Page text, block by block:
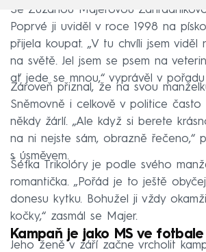
Se Zuzanou Majerovou
Poprvé ji uviděl v roce 1998 na
přijela koupat. „V tu chvíli jsem viděl
na světě. Jel jsem se psem na
ať jede se mnou,“ vyprávěl v
Zároveň přiznal, že na svou
Sněmovně i celkově v politice často
někdy žárlí. „Ale když si berete
na ni nejste sám, obrazně řečeno,“
s úsměvem.
Šéfka Trikolóry je podle svého
romantička. „Pořád je to ještě
donesu kytku. Bohužel ji vždy
kočky,“ zasmál se Majer.
Kampaň je jako MS ve fotbale
Jeho ženě v září začne vrcholit